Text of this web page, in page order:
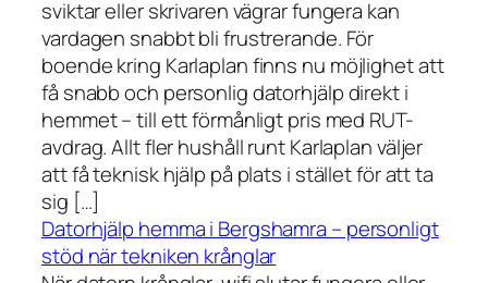
sviktar eller skrivaren vägrar fungera kan
vardagen snabbt bli frustrerande. För
boende kring Karlaplan finns nu möjlighet att
få snabb och personlig datorhjälp direkt i
hemmet – till ett förmånligt pris med RUT-
avdrag. Allt fler hushåll runt Karlaplan väljer
att få teknisk hjälp på plats i stället för att ta
sig […]
Datorhjälp hemma i Bergshamra – personligt
stöd när tekniken krånglar